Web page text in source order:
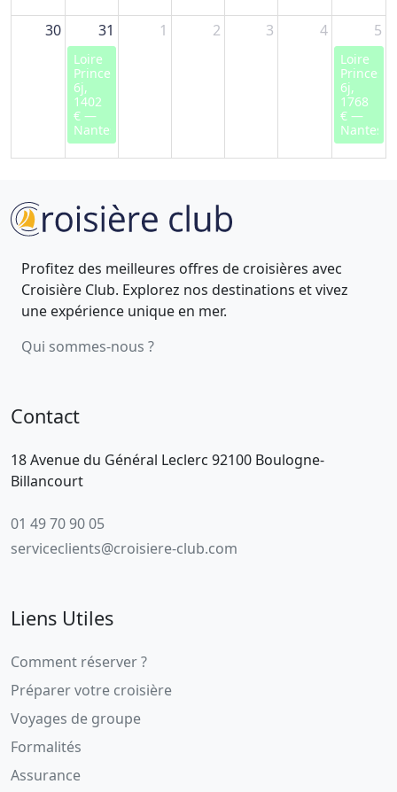
30 31
Loire
Princesse,
6j,
1402
€ —
Nantes
1 2 3 4 5
Loire
6j,
1768
€ —
Nantes
Profitez des meilleures offres de croisières avec
Croisière Club. Explorez nos destinations et vivez
une expérience unique en mer.
Qui sommes-nous ?
Contact
18 Avenue du Général Leclerc 92100 Boulogne-
Billancourt
01 49 70 90 05
serviceclients@croisiere-club.com
Liens Utiles
Comment réserver ?
Préparer votre croisière
Voyages de groupe
Formalités
Assurance